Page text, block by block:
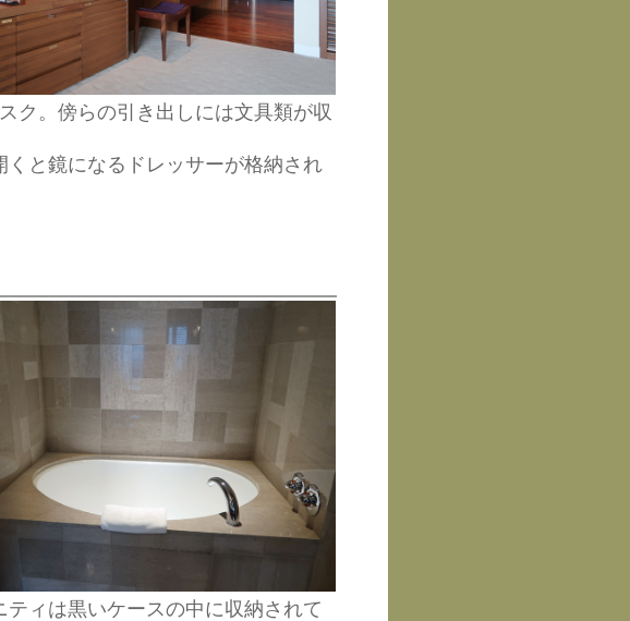
ク。傍らの引き出しには文具類が収
と鏡になるドレッサーが格納され
ィは黒いケースの中に収納されて